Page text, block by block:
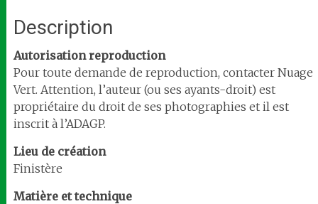
Description
Autorisation reproduction
Pour toute demande de reproduction, contacter Nuage
Vert. Attention, l’auteur (ou ses ayants-droit) est
propriétaire du droit de ses photographies et il est
inscrit à l’ADAGP.
Lieu de création
Finistère
Matière et technique